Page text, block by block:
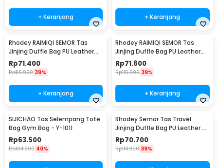
+ Keranjang + Keranjang
Rhodey RAIMIQI SEMOR Tas
Jinjing Duffle Bag PU Leather
Unisex 20 Inch Beige Bear - C01
Rp71.400
Rp115.900 39%
+ Keranjang
Rhodey RAIMIQI SEMOR Tas
Jinjing Duffle Bag PU Leather
Unisex 20 Inch Beautiful
Pattern - C01
Rp71.600
Rp115.900 39%
+ Keranjang
SIJICHAO Tas Selempang Tote
Bag Gym Bag - Y-1011
Rp63.500
Rp104.900 40%
Rhodey Semor Tas Travel
Jinjing Duffle Bag PU Leather 20
Inch - C01
Rp70.700
Rp114.900 39%